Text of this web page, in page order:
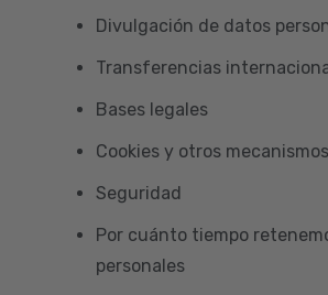
Divulgación de datos
Transferencias
Bases legales
Cookies y otros
Seguridad
Por cuánto tiempo
personales